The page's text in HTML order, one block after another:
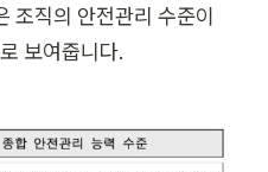
조직의 안전관리 수준이
보여줍니다.